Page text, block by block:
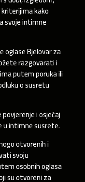
kako
svoje intimne
oglase Bjelovar za
razgovarati i
putem poruka ili
o susretu
i osjećaj
intimne susrete.
otvorenih i
svoju
osobnih oglasa
su otvoreni za